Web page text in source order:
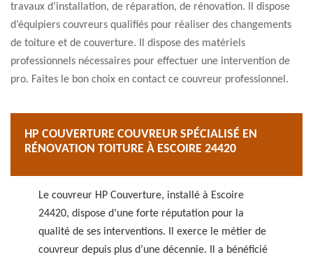
travaux d’installation, de réparation, de rénovation. Il dispose
d’équipiers couvreurs qualifiés pour réaliser des changements
de toiture et de couverture. Il dispose des matériels
professionnels nécessaires pour effectuer une intervention de
pro. Faites le bon choix en contact ce couvreur professionnel.
HP COUVERTURE COUVREUR SPÉCIALISÉ EN
RÉNOVATION TOITURE À ESCOIRE 24420
Le couvreur HP Couverture, installé à Escoire
24420, dispose d’une forte réputation pour la
qualité de ses interventions. Il exerce le métier de
couvreur depuis plus d’une décennie. Il a bénéficié